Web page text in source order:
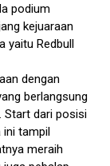
podium
kejuaraan
yaitu Redbull
dengan
berlangsung
Start dari posisi
ini tampil
meraih